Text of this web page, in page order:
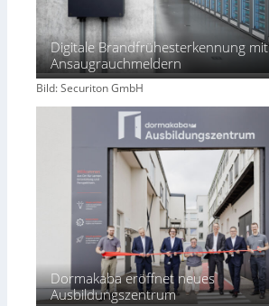
r
t
s
h
a
t
Digitale Brandfrühesterkennung mit
Ansaugrauchmeldern
Bild: Securiton GmbH
Dormakaba eröffnet neues
Ausbildungszentrum